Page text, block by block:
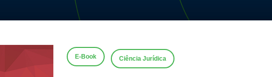
E-Book Ciência Jurídica